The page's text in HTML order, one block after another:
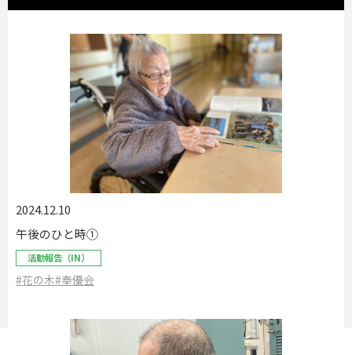
2024.12.10
午後のひと時①
活動報告（IN）
#花の木#奉優会